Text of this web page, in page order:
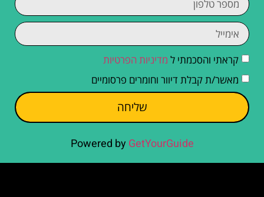
קראתי והסכמתי ל מדיניות הפרטיות
מאשר/ת קבלת דיוור וחומרים פרסומיים
שליחה
Powered by GetYourGuide